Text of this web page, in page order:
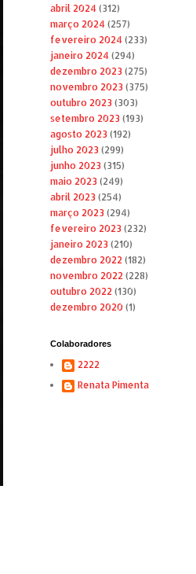
abril 2024 (312)
março 2024 (257)
fevereiro 2024 (233)
janeiro 2024 (294)
dezembro 2023(275)
novembro 2023(375)
outubro 2023(303)
setembro 2023(193)
agosto 2023(192)
julho 2023(299)
junho 2023(315)
maio 2023(249)
abril 2023(254)
março 2023(294)
fevereiro 2023(232)
janeiro 2023(210)
dezembro 2022(182)
novembro 2022(228)
outubro 2022(130)
dezembro 2020(1)
Colaboradores
2222
Renata Pimenta